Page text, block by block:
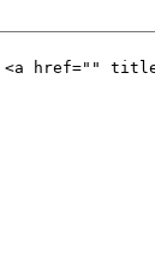
<a href=""